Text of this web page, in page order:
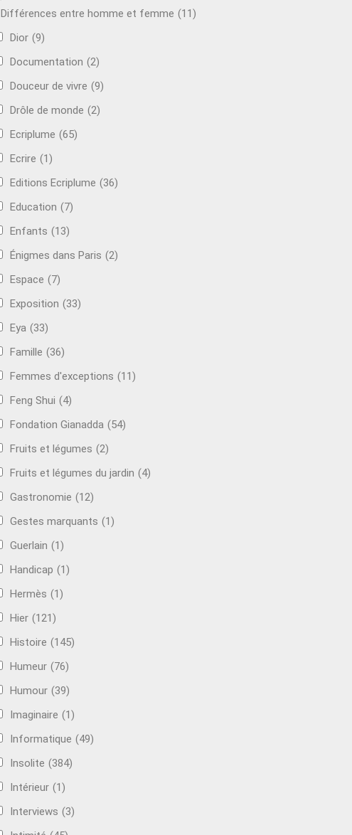
Différences entre homme et femme (11)
Dior (9)
Documentation (2)
Douceur de vivre (9)
Drôle de monde (2)
Ecriplume (65)
Ecrire (1)
Editions Ecriplume (36)
Education (7)
Enfants (13)
Énigmes dans Paris (2)
Espace (7)
Exposition (33)
Eya (33)
Famille (36)
Femmes d'exceptions (11)
Feng Shui (4)
Fondation Gianadda (54)
Fruits et légumes (2)
Fruits et légumes du jardin (4)
Gastronomie (12)
Gestes marquants (1)
Guerlain (1)
Handicap (1)
Hermès (1)
Hier (121)
Histoire (145)
Humeur (76)
Humour (39)
Imaginaire (1)
Informatique (49)
Insolite (384)
Intérieur (1)
Interviews (3)